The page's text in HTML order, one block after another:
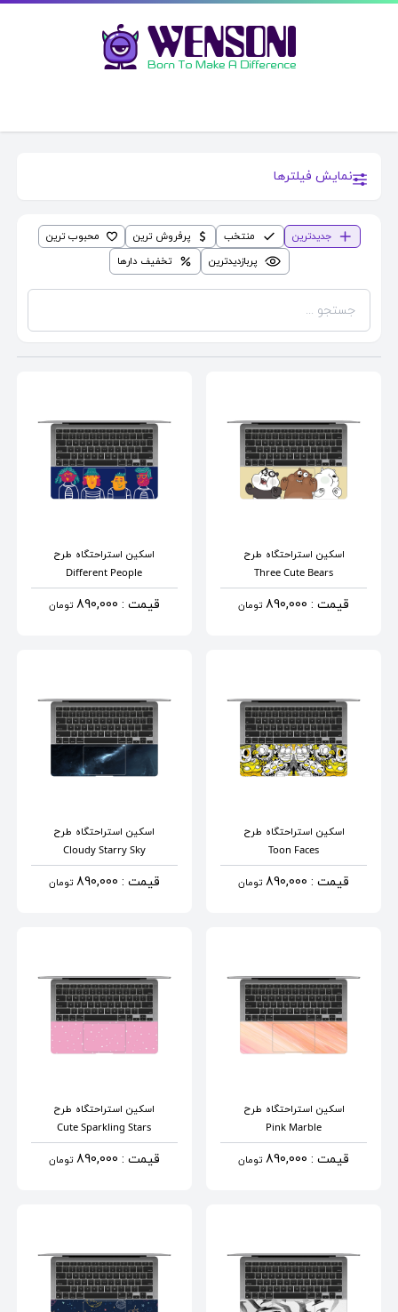
نمایش فیلترها
جدیدترین منتخب پرفروش ترین
محبوب ترین
پربازدیدترین
تخفیف دارها
اسکین استراحتگاه طرح
Three Cute Bears
قیمت : 890,000 تومان
اسکین استراحتگاه طرح
Different People
قیمت : 890,000 تومان
اسکین استراحتگاه طرح
Toon Faces
قیمت : 890,000 تومان
اسکین استراحتگاه طرح
Cloudy Starry Sky
قیمت : 890,000 تومان
اسکین استراحتگاه طرح
Pink Marble
قیمت : 890,000 تومان
اسکین استراحتگاه طرح
Cute Sparkling Stars
قیمت : 890,000 تومان